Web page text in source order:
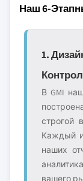
Наш 6-
1.
В GMI
строгой
Каждый
наших
вашего